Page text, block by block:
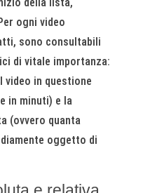
della lista,
ogni video
sono consultabili
di vitale importanza:
video in questione
in minuti) e la
(ovvero quanta
oggetto di